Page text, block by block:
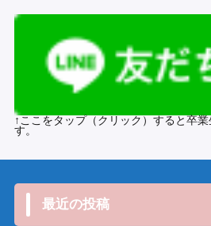
↑ここをタップ（クリック）すると卒
す。
最近の投稿